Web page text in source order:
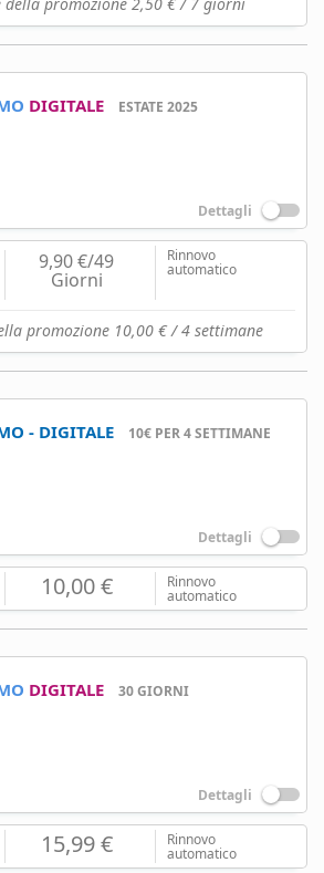
DIGITALE ESTATE 2025
Dettagli
9,90 €/49
Giorni
Rinnovo
automatico
al termine della promozione 10,00 € / 4 settimane
L'ECO DI BERGAMO - DIGITALE
10€ PER 4 SETTIMANE
Dettagli
10,00 € Rinnovo
automatico
DIGITALE 30 GIORNI
Dettagli
15,99 € Rinnovo
automatico